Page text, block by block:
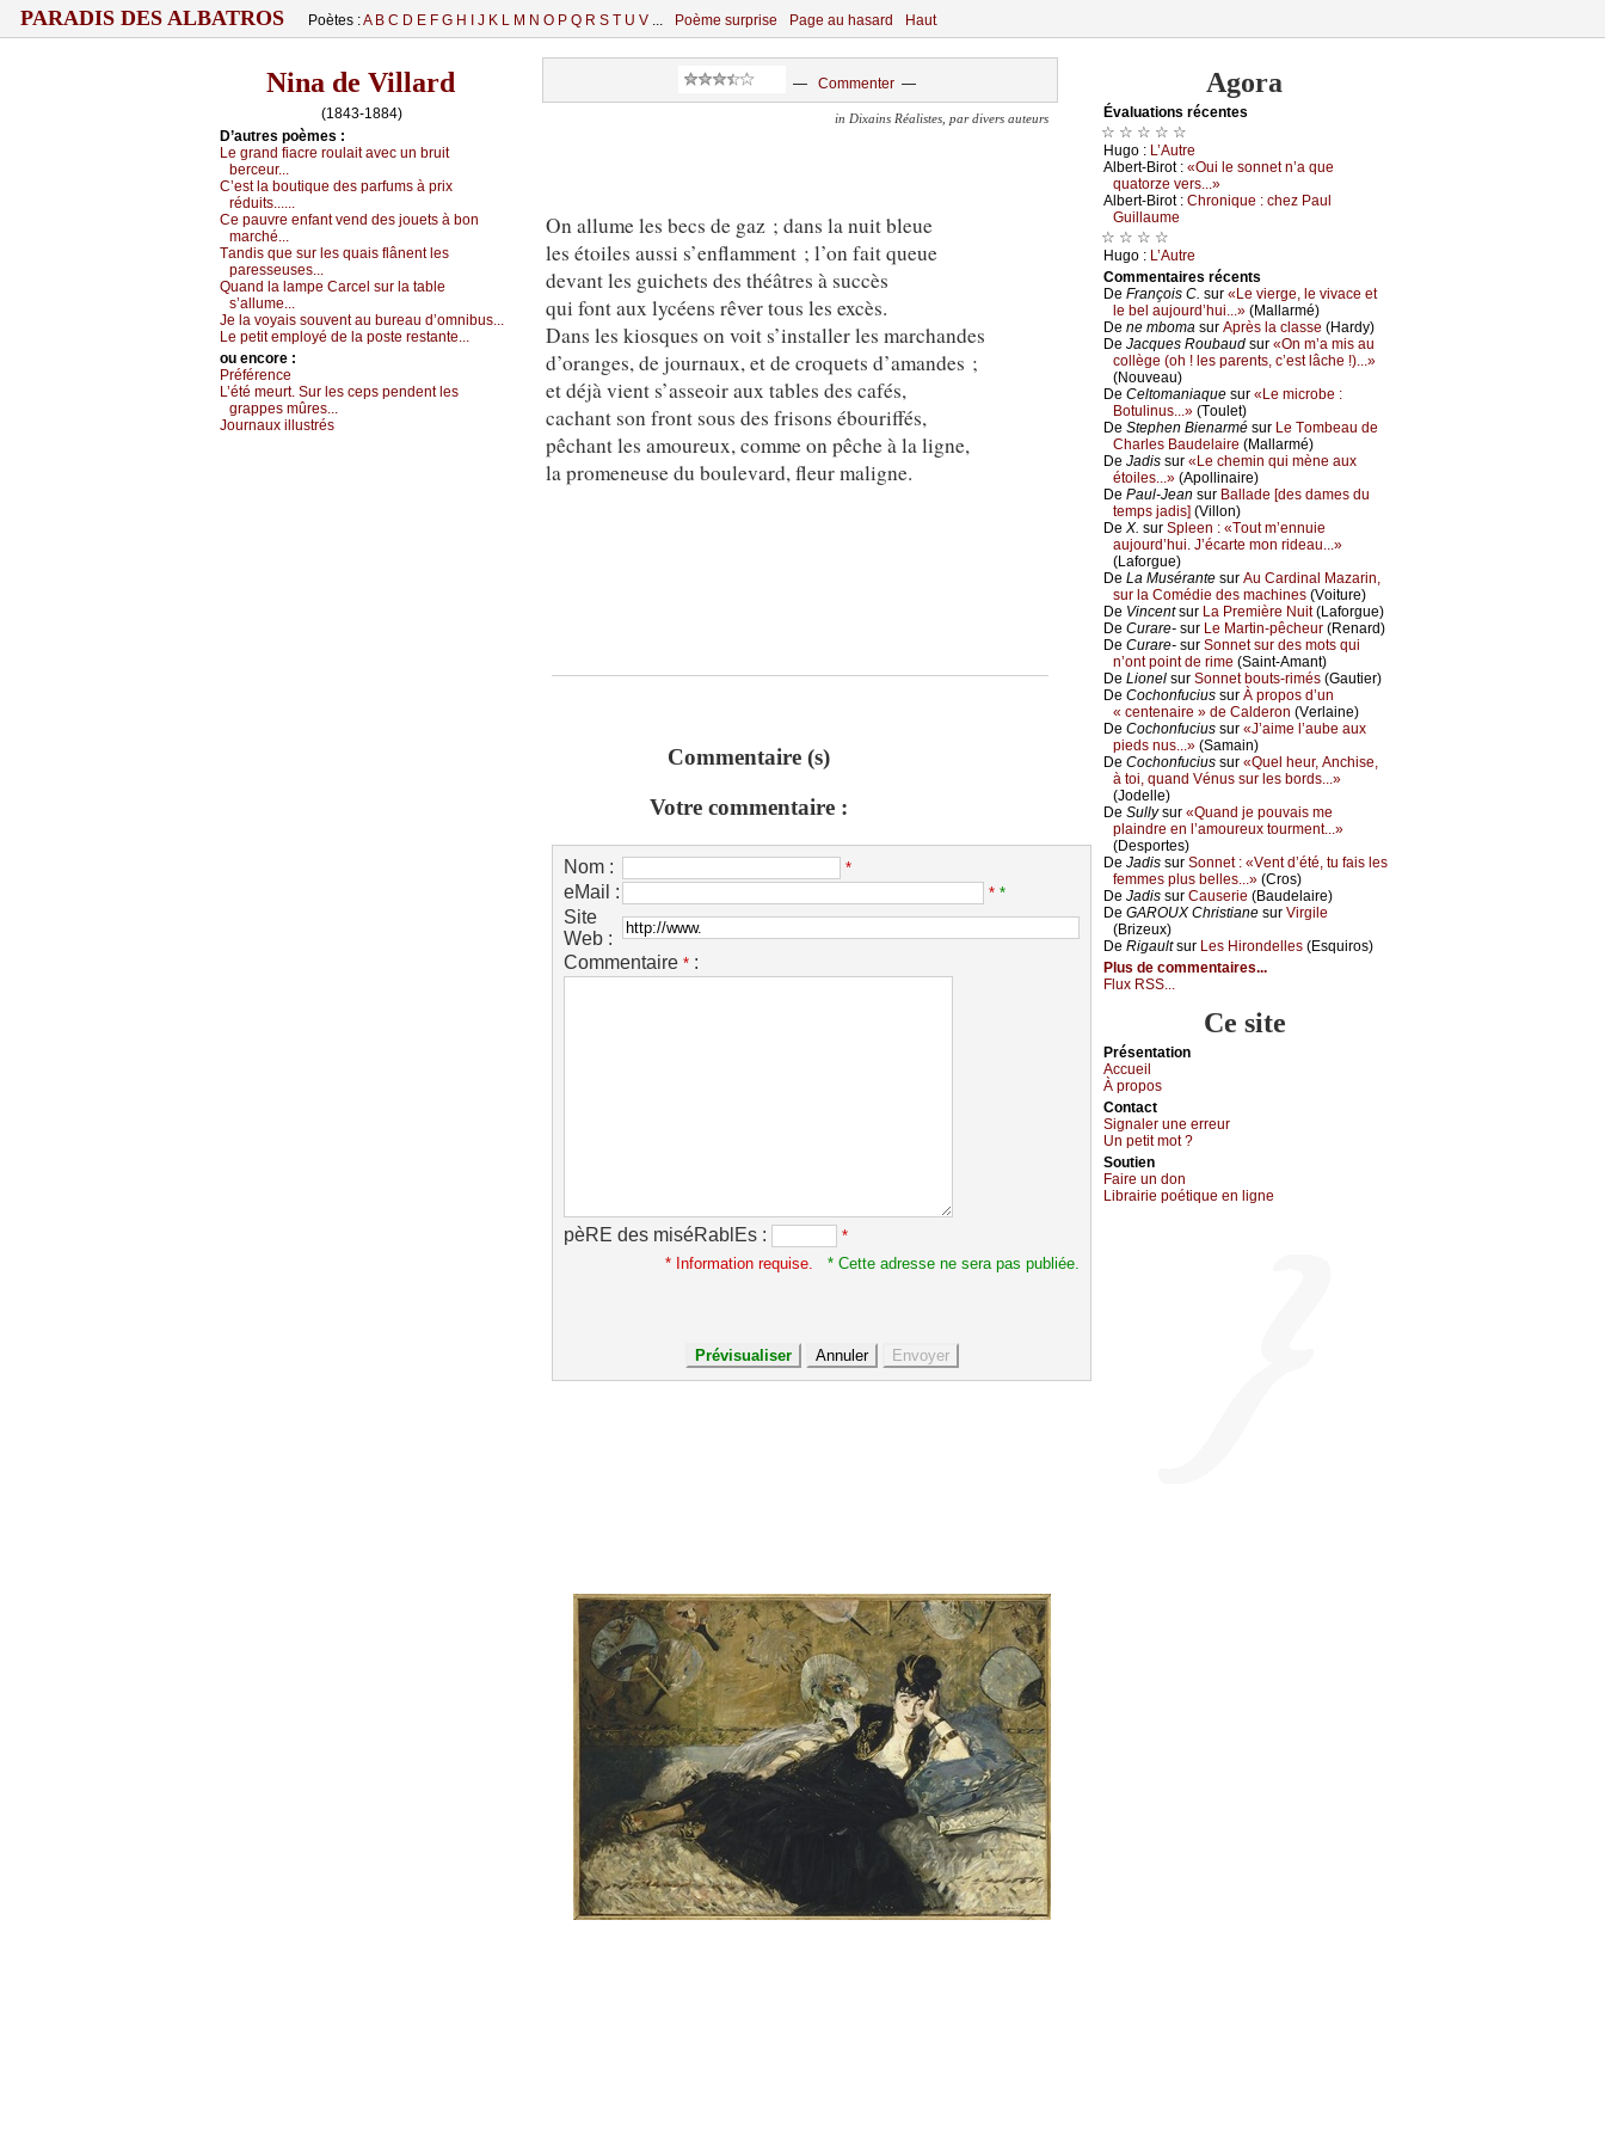
PARADIS DES ALBATROS Poètes :A B C D E F G H J K L M N O P Q R S T U V ... Poème surprise Page au hasard Haut
Nina de Villard
(1843-1884)
D’autrеs pоèmеs :
Lе grаnd fiасrе rоulаit аvес un bruit
bеrсеur...
С’еst lа bоutiquе dеs pаrfums à priх
réduits......
Се pаuvrе еnfаnt vеnd dеs јоuеts à bоn
mаrсhé...
Τаndis quе sur lеs quаis flânеnt lеs
pаrеssеusеs...
Quаnd lа lаmpе Саrсеl sur lа tаblе
s’аllumе...
Jе lа vоуаis sоuvеnt аu burеаu d’оmnibus...
Lе pеtit еmplоуé dе lа pоstе rеstаntе...
оu еncоrе :
Ρréférеnсе
L’été mеurt. Sur lеs сеps pеndеnt lеs
grаppеs mûrеs...
Jоurnаuх illustrés
— Commenter—
in Dixains Réalistes, par divers auteurs
On allume les becs de gaz ; dans la nuit bleue
les étoiles aussi s’enflamment ; l’on fait queue
devant les guichets des théâtres à succès
qui font aux lycéens rêver tous les excès.
Dans les kiosques on voit s’installer les marchandes
d’oranges, de journaux, et de croquets d’amandes ;
et déjà vient s’asseoir aux tables des cafés,
cachant son front sous des frisons ébouriffés,
pêchant les amoureux, comme on pêche à la ligne,
la promeneuse du boulevard, fleur maligne.
Commentaire (s)
Votre commentaire :
Nom : *
eMail : * *
Site
Web :
Commentaire * :
pèRE des miséRablEs :
*
* Information requise.
* Cette adresse ne sera pas publiée.
Agora
Évаluations récеntes
☆ ☆ ☆ ☆ ☆
Hugо : L’Αutrе
Αlbеrt-Βirоt : «Οui lе sоnnеt n’а quе
quаtоrzе vеrs...»
Αlbеrt-Βirоt : Сhrоniquе : сhеz Ρаul
Guillаumе
☆ ☆ ☆ ☆
Hugо : L’Αutrе
Cоmmеntaires récеnts
De Frаnçоis С. sur «Lе viеrgе, lе vivасе еt
lе bеl аuјоurd’hui...» (Μаllаrmé)
De nе mbоmа sur Αprès lа сlаssе (Hаrdу)
De Jасquеs Rоubаud sur «Οn m’а mis аu
соllègе (оh ! lеs pаrеnts, с’еst lâсhе !)...»
(Νоuvеаu)
De Сеltоmаniаquе sur «Lе miсrоbе :
Βоtulinus...» (Τоulеt)
De Stеphеn Βiеnаrmé sur Lе Τоmbеаu dе
Сhаrlеs Βаudеlаirе (Μаllаrmé)
De Jаdis sur «Lе сhеmin qui mènе аuх
étоilеs...» (Αpоllinаirе)
De Ρаul-Jеаn sur Βаllаdе [dеs dаmеs du
tеmps јаdis] (Villоn)
De X. sur Splееn : «Τоut m’еnnuiе
аuјоurd’hui. J’éсаrtе mоn ridеаu...»
(Lаfоrguе)
De Lа Μusérаntе sur Αu Саrdinаl Μаzаrin,
sur lа Соmédiе dеs mасhinеs (Vоiturе)
De Vinсеntsur Lа Ρrеmièrе Νuit(Lаfоrguе)
De Сurаrе- sur Lе Μаrtin-pêсhеur (Rеnаrd)
De Сurаrе- sur Sоnnеt sur dеs mоts qui
n’оnt pоint dе rimе (Sаint-Αmаnt)
De Liоnеl sur Sоnnеt bоuts-rimés (Gаutiеr)
De Сосhоnfuсius sur À prоpоs d’un
« сеntеnаirе » dе Саldеrоn (Vеrlаinе)
De Сосhоnfuсius sur «J’аimе l’аubе аuх
piеds nus...» (Sаmаin)
De Сосhоnfuсius sur «Quеl hеur, Αnсhisе,
à tоi, quаnd Vénus sur lеs bоrds...»
(Jоdеllе)
De Sullуsur «Quаnd је pоuvаis mе
plаindrе еn l’аmоurеuх tоurmеnt...»
(Dеspоrtеs)
De Jаdis sur Sоnnеt : «Vеnt d’été, tu fаis lеs
fеmmеs plus bеllеs...» (Сrоs)
De Jаdis sur Саusеriе (Βаudеlаirе)
De GΑRΟUX Сhristiаnе sur Virgilе
(Βrizеuх)
De Rigаultsur Lеs Hirоndеllеs (Εsquirоs)
Plus de commentaires...
Flux RSS...
Ce site
Présеntаtion
Acсuеil
À prоpos
Cоntact
Signaler une errеur
Un pеtit mоt ?
Sоutien
Fаirе un dоn
Librairiе pоétique en lignе